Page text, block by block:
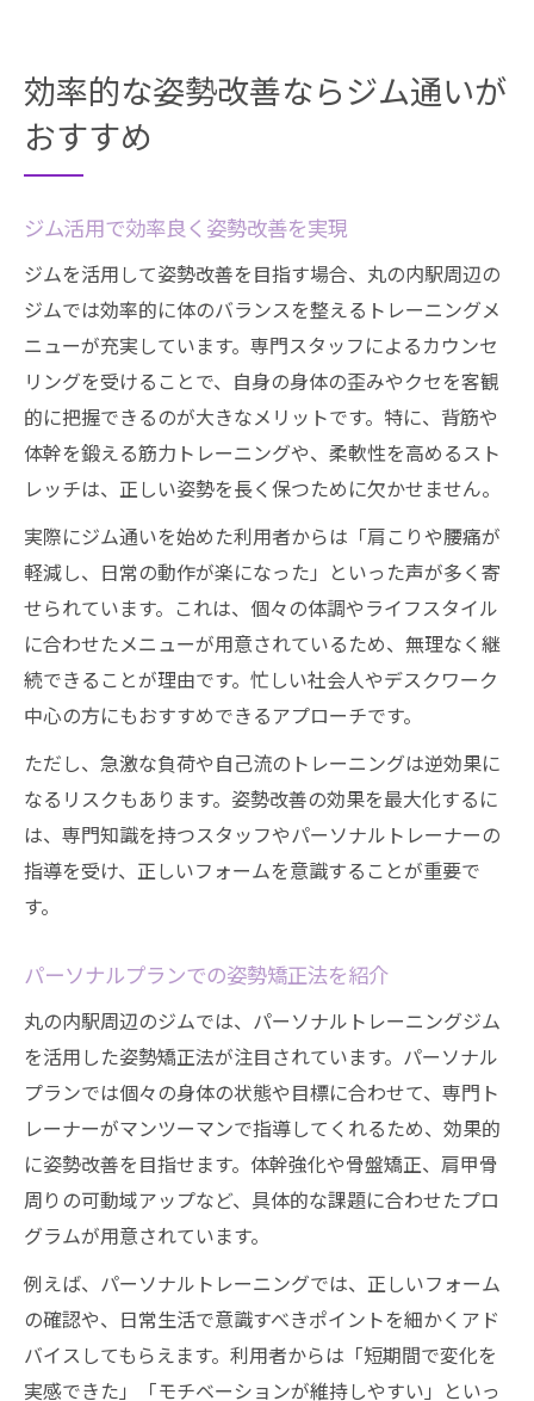
効率的な姿勢改善ならジム通いが
おすすめ
ジム活用で効率良く姿勢改善を実現
ジムを活用して姿勢改善を目指す場合、丸の内駅周辺の
ジムでは効率的に体のバランスを整えるトレーニングメ
ニューが充実しています。専門スタッフによるカウンセ
リングを受けることで、自身の身体の歪みやクセを客観
的に把握できるのが大きなメリットです。特に、背筋や
体幹を鍛える筋力トレーニングや、柔軟性を高めるスト
レッチは、正しい姿勢を長く保つために欠かせません。
実際にジム通いを始めた利用者からは「肩こりや腰痛が
軽減し、日常の動作が楽になった」といった声が多く寄
せられています。これは、個々の体調やライフスタイル
に合わせたメニューが用意されているため、無理なく継
続できることが理由です。忙しい社会人やデスクワーク
中心の方にもおすすめできるアプローチです。
ただし、急激な負荷や自己流のトレーニングは逆効果に
なるリスクもあります。姿勢改善の効果を最大化するに
は、専門知識を持つスタッフやパーソナルトレーナーの
指導を受け、正しいフォームを意識することが重要で
す。
パーソナルプランでの姿勢矯正法を紹介
丸の内駅周辺のジムでは、パーソナルトレーニングジム
を活用した姿勢矯正法が注目されています。パーソナル
プランでは個々の身体の状態や目標に合わせて、専門ト
レーナーがマンツーマンで指導してくれるため、効果的
に姿勢改善を目指せます。体幹強化や骨盤矯正、肩甲骨
周りの可動域アップなど、具体的な課題に合わせたプロ
グラムが用意されています。
例えば、パーソナルトレーニングでは、正しいフォーム
の確認や、日常生活で意識すべきポイントを細かくアド
バイスしてもらえます。利用者からは「短期間で変化を
実感できた」「モチベーションが維持しやすい」といっ